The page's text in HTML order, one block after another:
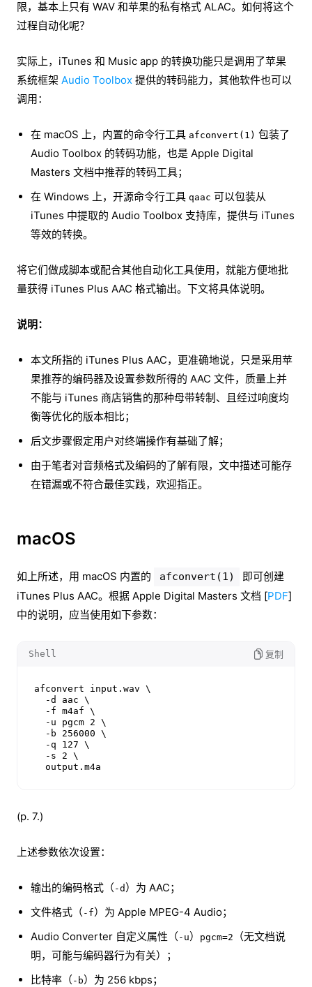
限，基本上只有 WAV 和苹果的私有格式 ALAC。如何将这个
过程自动化呢？
实际上，iTunes 和 Music app 的转换功能只是调用了苹果
系统框架 Audio Toolbox 提供的转码能力，其他软件也可以
调用：
在 macOS 上，内置的命令行工具 afconvert(1) 包装了
Audio Toolbox 的转码功能，也是 Apple Digital
Masters 文档中推荐的转码工具；
在 Windows 上，开源命令行工具 qaac 可以包装从
iTunes 中提取的 Audio Toolbox 支持库，提供与 iTunes
等效的转换。
将它们做成脚本或配合其他自动化工具使用，就能方便地批
量获得 iTunes Plus AAC 格式输出。下文将具体说明。
说明：
本文所指的 iTunes Plus AAC，更准确地说，只是采用苹
果推荐的编码器及设置参数所得的 AAC 文件，质量上并
不能与 iTunes 商店销售的那种母带转制、且经过响度均
衡等优化的版本相比；
后文步骤假定用户对终端操作有基础了解；
由于笔者对音频格式及编码的了解有限，文中描述可能存
在错漏或不符合最佳实践，欢迎指正。
macOS
如上所述，用 macOS 内置的 afconvert(1)
即可创建
iTunes Plus AAC。根据 Apple Digital Masters 文档 [PDF]
中的说明，应当使用如下参数：
Shell 复制
afconvert input.wav \
  -d aac \
  -f m4af \
  -u pgcm 2 \
  -b 256000 \
  -q 127 \
  -s 2 \
  output.m4a
(p. 7.)
上述参数依次设置：
输出的编码格式（ -d ）为 AAC；
文件格式（ -f）为 Apple MPEG-4 Audio；
Audio Converter 自定义属性（ -u） pgcm=2
（无文档说
明，可能与编码器行为有关）；
比特率（ -b）为 256 kbps；